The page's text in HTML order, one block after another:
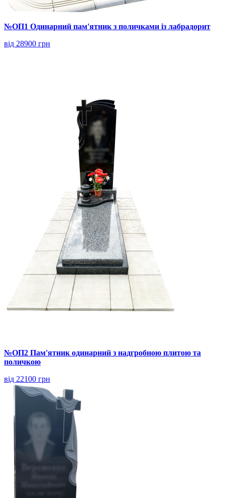
№ОП1 Одинарний пам'ятник з поличками із лабрадорит
від 28900 грн
№ОП2 Пам'ятник одинарний з надгробною плитою та
поличкою
від 22100 грн